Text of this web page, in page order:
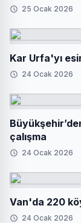
25 Ocak 2026
Kar Urfa'yı
24 Ocak 2026
çalışma
24 Ocak 2026
Van'da 220
24 Ocak 2026